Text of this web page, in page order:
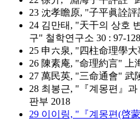
23 沈孝瞻原, "子平眞詮
24 김만태, "天干의 상호
구" 철학연구소 30 : 97-
25 申六泉, "四柱命理學
26 陳素庵, "命理約言" 上
27 萬民英, "三命通會" 武
28 최봉근, "『계몽편』
판부 2018
29 이이링, "『계몽편(啓